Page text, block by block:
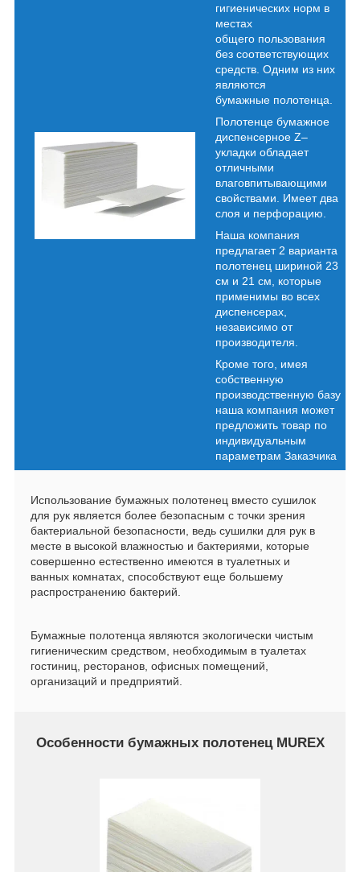
гигиенических норм в
местах
общего пользования
без соответствующих
средств. Одним из них
являются
бумажные полотенца.
Полотенце бумажное
диспенсерное Z–
укладки обладает
отличными
влаговпитывающими
свойствами. Имеет два
слоя и перфорацию.
Наша компания
предлагает 2 варианта
полотенец шириной 23
см и 21 см, которые
применимы во всех
диспенсерах,
независимо от
производителя.
Кроме того, имея
собственную
производственную базу
наша компания может
предложить товар по
индивидуальным
параметрам Заказчика
Использование бумажных полотенец вместо сушилок
для рук является более безопасным с точки зрения
бактериальной безопасности, ведь сушилки для рук в
месте в высокой влажностью и бактериями, которые
совершенно естественно имеются в туалетных и
ванных комнатах, способствуют еще большему
распространению бактерий.
Бумажные полотенца являются экологически чистым
гигиеническим средством, необходимым в туалетах
гостиниц, ресторанов, офисных помещений,
организаций и предприятий.
Особенности бумажных полотенец MUREX